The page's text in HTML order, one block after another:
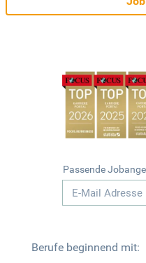
Passende
Berufe beginnend mit: